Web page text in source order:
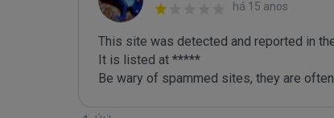
há 15 anos
This site was detected and reported in
It is listed at *****
Be wary of spammed sites, they are